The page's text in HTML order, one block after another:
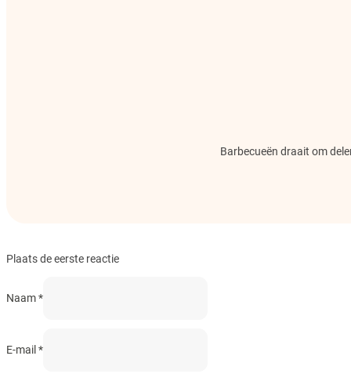
Barbecueën draait om
Plaats de eerste reactie
Naam *
E-mail *